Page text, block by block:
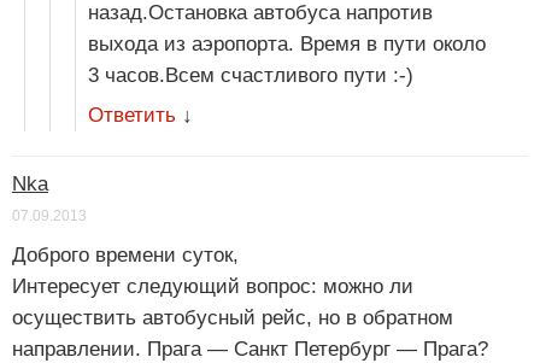
назад.Остановка автобуса напротив
выхода из аэропорта. Время в пути около
3 часов.Всем счастливого пути :-)
Ответить ↓
Nka
07.09.2013
Доброго времени суток,
Интересует следующий вопрос: можно ли
осуществить автобусный рейс, но в обратном
направлении. Прага — Санкт Петербург — Прага?